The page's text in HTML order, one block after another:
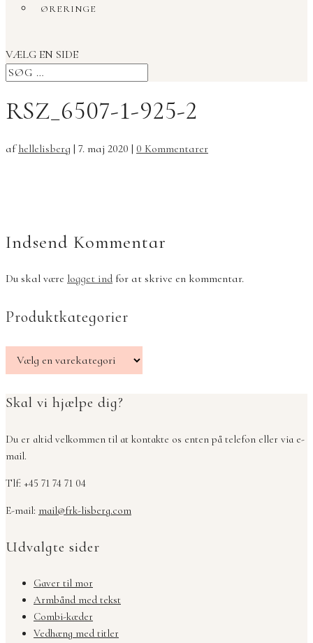
ØRERINGE
VÆLG EN SIDE
RSZ_6507-1-925-2
afhellelisberg | 7. maj 2020 | 0 Kommentarer
Indsend Kommentar
Du skal være logget ind for at skrive en kommentar.
Produktkategorier
Skal vi hjælpe dig?
Du er altid velkommen til at kontakte os enten på telefon eller via e-
mail.
Tlf: +45 71 74 71 04
E-mail: mail@frk-lisberg.com
Udvalgte sider
Gaver til mor
Armbånd med tekst
Combi-kæder
Vedhæng med titler